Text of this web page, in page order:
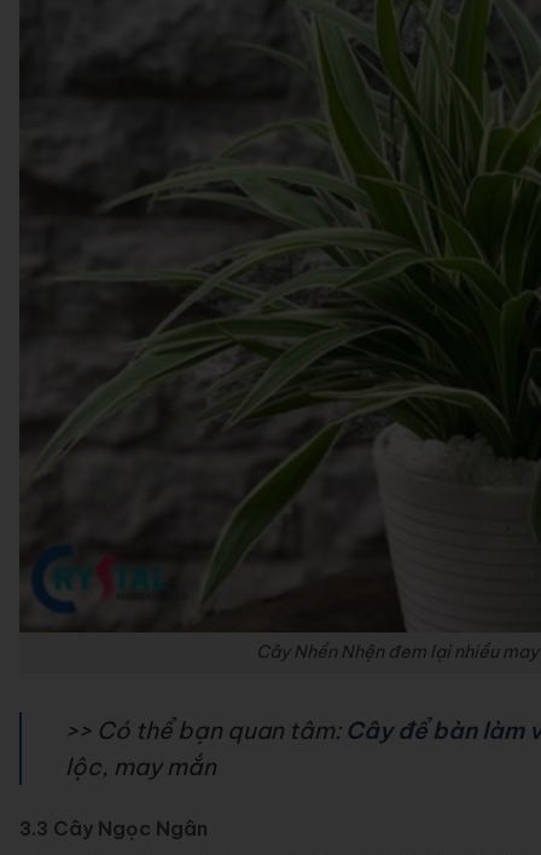
Cây Nhền Nhện đem lại nhiều
>> Có thể bạn quan tâm: Cây để bàn làm
lộc, may mắn
3.3 Cây Ngọc Ngân